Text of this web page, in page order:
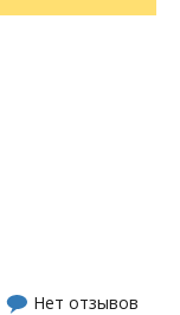
Нет отзывов